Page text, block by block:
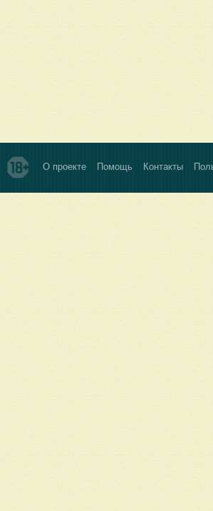
О проекте Помощь Контакты